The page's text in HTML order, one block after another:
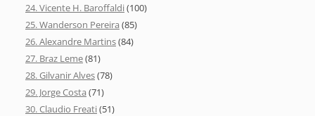
24. Vicente H. Baroffaldi(100)
25. Wanderson Pereira (85)
26. Alexandre Martins(84)
27. Braz Leme(81)
28. Gilvanir Alves(78)
29. Jorge Costa (71)
30. Claudio Freati(51)